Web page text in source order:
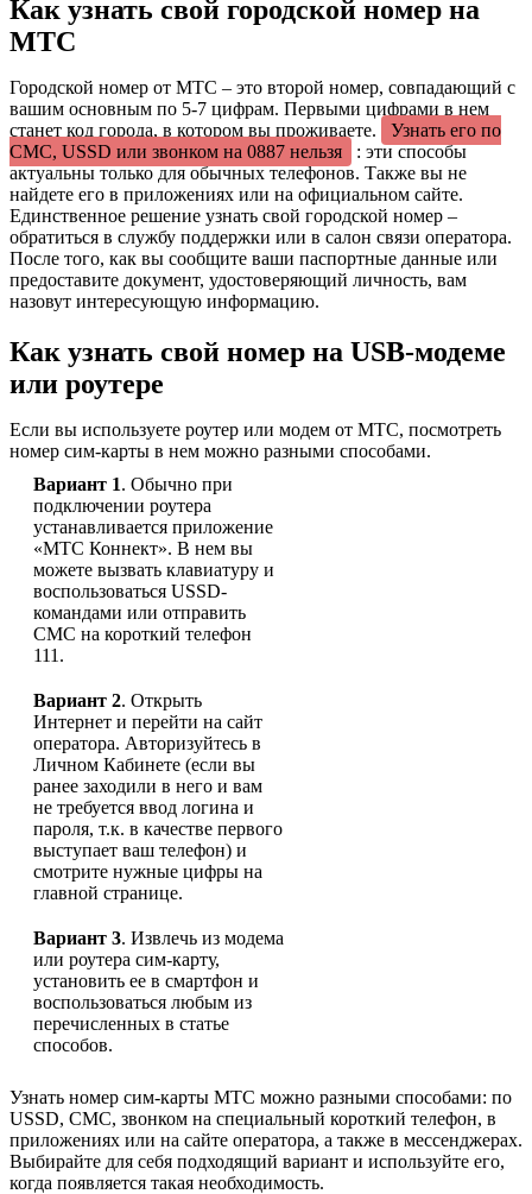
Как узнать свой городской номер на
МТС
Городской номер от МТС – это второй номер, совпадающий с
вашим основным по 5-7 цифрам. Первыми цифрами в нем
станет код города, в котором вы проживаете.
Узнать его по
СМС, USSD или звонком на 0887 нельзя
: эти способы
актуальны только для обычных телефонов. Также вы не
найдете его в приложениях или на официальном сайте.
Единственное решение узнать свой городской номер –
обратиться в службу поддержки или в салон связи оператора.
После того, как вы сообщите ваши паспортные данные или
предоставите документ, удостоверяющий личность, вам
назовут интересующую информацию.
Как узнать свой номер на USB-модеме
или роутере
Если вы используете роутер или модем от МТС, посмотреть
номер сим-карты в нем можно разными способами.
Вариант 1. Обычно при
подключении роутера
устанавливается приложение
«МТС Коннект». В нем вы
можете вызвать клавиатуру и
воспользоваться USSD-
командами или отправить
СМС на короткий телефон
111.
Вариант 2. Открыть
Интернет и перейти на сайт
оператора. Авторизуйтесь в
Личном Кабинете (если вы
ранее заходили в него и вам
не требуется ввод логина и
пароля, т.к. в качестве первого
выступает ваш телефон) и
смотрите нужные цифры на
главной странице.
Вариант 3. Извлечь из модема
или роутера сим-карту,
установить ее в смартфон и
воспользоваться любым из
перечисленных в статье
способов.
Узнать номер сим-карты МТС можно разными способами: по
USSD, СМС, звонком на специальный короткий телефон, в
приложениях или на сайте оператора, а также в мессенджерах.
Выбирайте для себя подходящий вариант и используйте его,
когда появляется такая необходимость.